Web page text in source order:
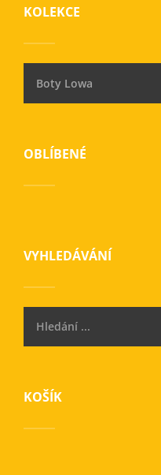
KOLEKCE
Boty Lowa
OBLÍBENÉ
VYHLEDÁVÁNÍ
KOŠÍK